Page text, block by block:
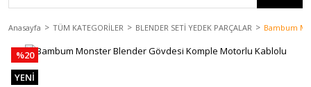
Anasayfa TÜM KATEGORİLER BLENDER SETİ YEDEK PARÇALAR Bambum
%20
YENİ